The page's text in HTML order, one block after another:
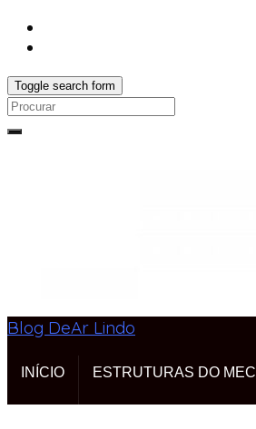
Toggle search form
Search
Blog DeAr Lindo
INÍCIO ESTRUTURAS DO MECI